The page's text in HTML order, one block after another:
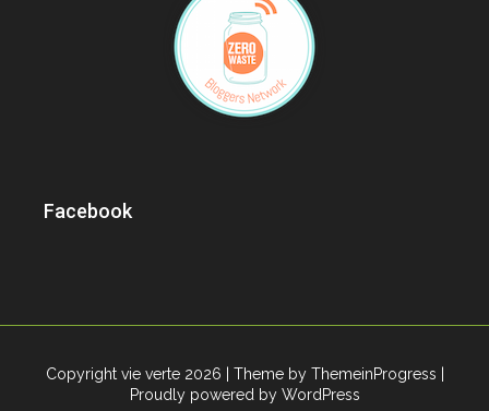
Facebook
Copyright vie verte 2026 | Theme by ThemeinProgress
Proudly powered by WordPress